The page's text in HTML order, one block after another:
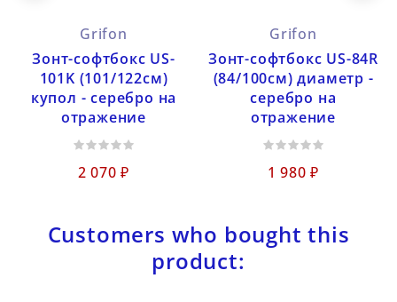
Grifon
Зонт-софтбокс US-
101K (101/122см)
купол - серебро на
отражение
2 070 ₽
Grifon
Зонт-софтбокс US-84R
(84/100см) диаметр -
серебро на
отражение
1 980 ₽
Customers who bought this
product: